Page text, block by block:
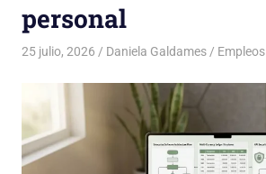
personal
25 julio, 2026 Daniela Galdames Empleos